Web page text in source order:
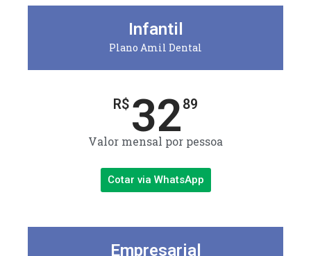
Infantil
Plano Amil Dental
R$ 3289
Valor mensal por pessoa
Cotar via WhatsApp
Empresarial